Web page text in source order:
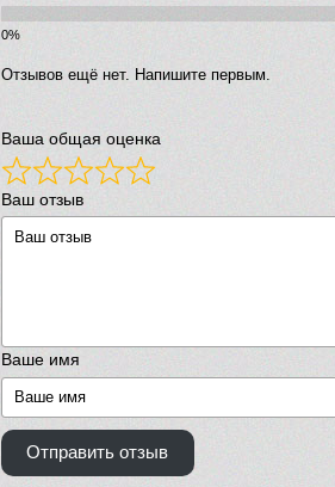
Отзывов ещё нет. Напишите первым.
Ваша общая оценка
Ваш отзыв
Ваше имя
Отправить отзыв